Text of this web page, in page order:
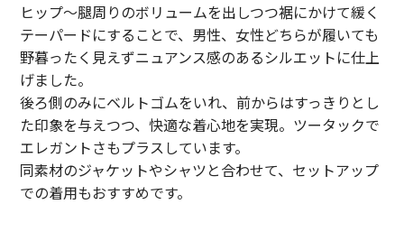
ORuKuBET【オルクベット】
PHIGVEL MAKERS Co.【フィグベル】
POST O’ALLS【ポストオーバーオールズ】
Product Twelve【プロダクトトゥエルブ】
REMI RELIEF【レミレリーフ】
ヒップ～腿周りのボリュームを出しつつ裾にかけて緩く
テーパードにすることで、男性、女性どちらが履いても
野暮ったく見えずニュアンス感のあるシルエットに仕上
げました。
後ろ側のみにベルトゴムをいれ、前からはすっきりとし
た印象を与えつつ、快適な着心地を実現。ツータックで
エレガントさもプラスしています。
同素材のジャケットやシャツと合わせて、セットアップ
での着用もおすすめです。